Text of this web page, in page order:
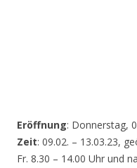
Eröffnung: Donnerstag,
Zeit: 09.02. – 13.03.23,
Fr. 8.30 – 14.00 Uhr und